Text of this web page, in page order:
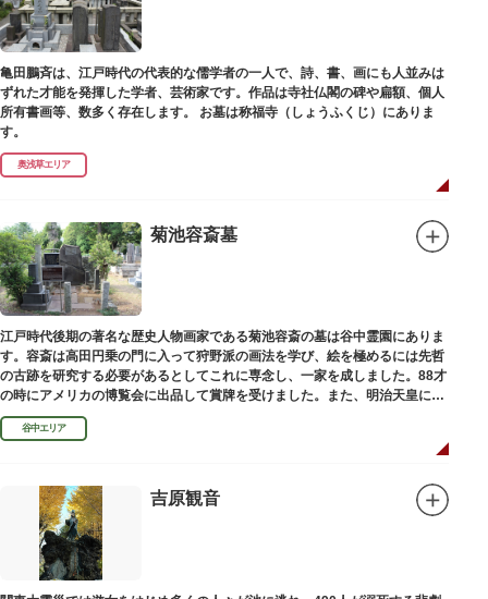
亀田鵬斉は、江戸時代の代表的な儒学者の一人で、詩、書、画にも人並みは
ずれた才能を発揮した学者、芸術家です。作品は寺社仏閣の碑や扁額、個人
所有書画等、数多く存在します。 お墓は称福寺（しょうふくじ）にありま
す。
奥浅草エリア
菊池容斎墓
江戸時代後期の著名な歴史人物画家である菊池容斎の墓は谷中霊園にありま
す。容斎は高田円乗の門に入って狩野派の画法を学び、絵を極めるには先哲
の古跡を研究する必要があるとしてこれに専念し、一家を成しました。88才
の時にアメリカの博覧会に出品して賞牌を受けました。また、明治天皇に
「日本画史」の称を賜りました。
谷中エリア
吉原観音